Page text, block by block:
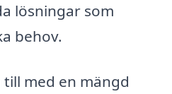
lösningar som
behov.
till med en mängd